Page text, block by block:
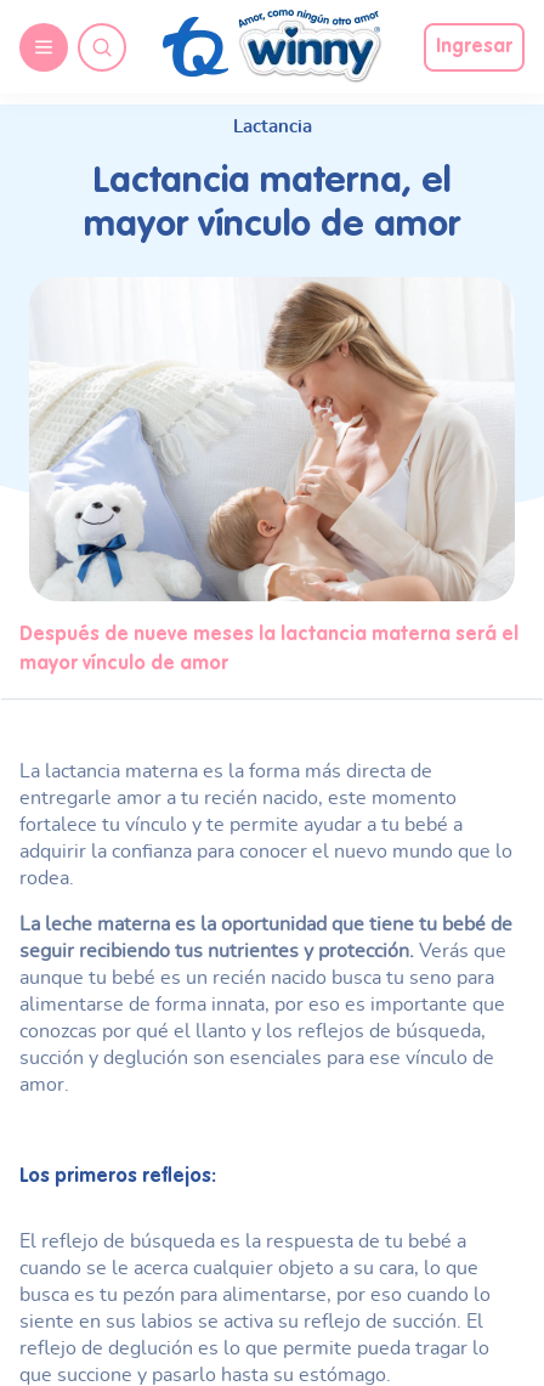
Ingresar
Lactancia
Lactancia materna, el
mayor vínculo de amor
Después de nueve meses la lactancia materna será el
mayor vínculo de amor
La lactancia materna es la forma más directa de
entregarle amor a tu recién nacido, este momento
fortalece tu vínculo y te permite ayudar a tu bebé a
adquirir la confianza para conocer el nuevo mundo que lo
rodea.
La leche materna es la oportunidad que tiene tu bebé de
seguir recibiendo tus nutrientes y protección. Verás que
aunque tu bebé es un recién nacido busca tu seno para
alimentarse de forma innata, por eso es importante que
conozcas por qué el llanto y los reflejos de búsqueda,
succión y deglución son esenciales para ese vínculo de
amor.
Los primeros reflejos:
El reflejo de búsqueda es la respuesta de tu bebé a
cuando se le acerca cualquier objeto a su cara, lo que
busca es tu pezón para alimentarse, por eso cuando lo
siente en sus labios se activa su reflejo de succión. El
reflejo de deglución es lo que permite pueda tragar lo
que succione y pasarlo hasta su estómago.